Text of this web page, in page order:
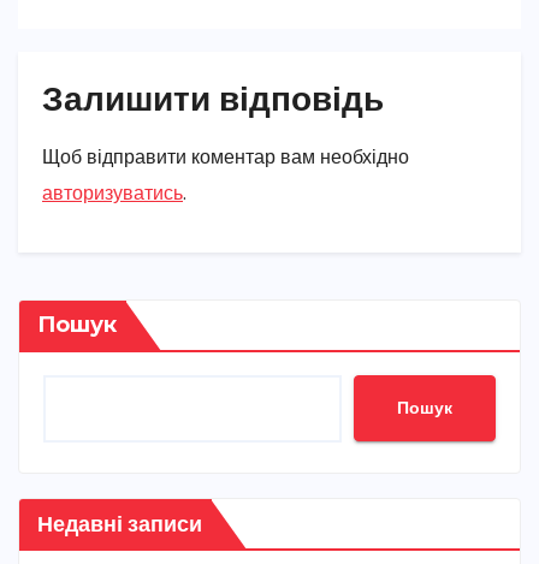
Залишити відповідь
Щоб відправити коментар вам необхідно
авторизуватись.
Пошук
Пошук
Недавні записи